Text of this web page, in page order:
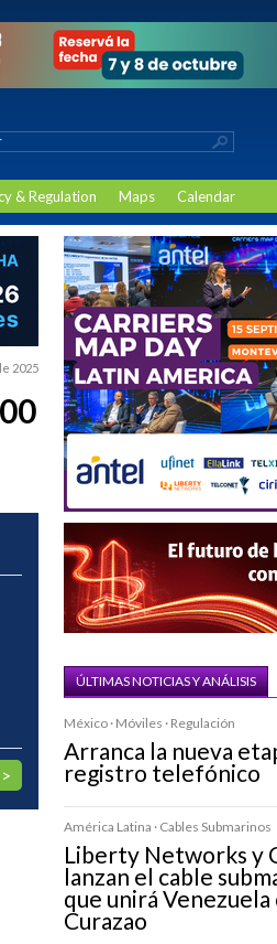
& Regulation Maps Calendar
2025
ÚLTIMAS NOTICIAS Y ANÁLISIS
México · Móviles · Regulación
Arranca la nueva
registro telefónico
América Latina · Cables Submarinos
Liberty Networks y
lanzan el cable
que unirá Venezuela
Curazao